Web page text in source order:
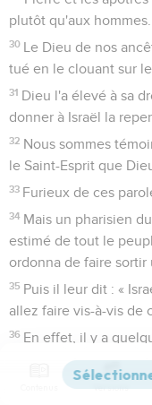
plutôt qu'aux hommes.
30 Le Dieu de nos
tué en le clouant sur le
31 Dieu l'a élevé à sa
donner à Israël la
32 Nous sommes
le Saint-Esprit que
33 Furieux de ces
34 Mais un pharisien
estimé de tout le
ordonna de faire sortir
35 Puis il leur dit : «
allez faire vis-à-vis de
36 En effet, il y a
prétendait être
ralliés à lui. Il a été
Versions